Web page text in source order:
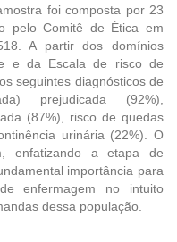
foi composta por 23
pelo Comitê de Ética em
A partir dos domínios
e da Escala de risco de
seguintes diagnósticos de
prejudicada (92%),
(87%), risco de quedas
urinária (22%). O
enfatizando a etapa de
importância para
enfermagem no intuito
dessa população.